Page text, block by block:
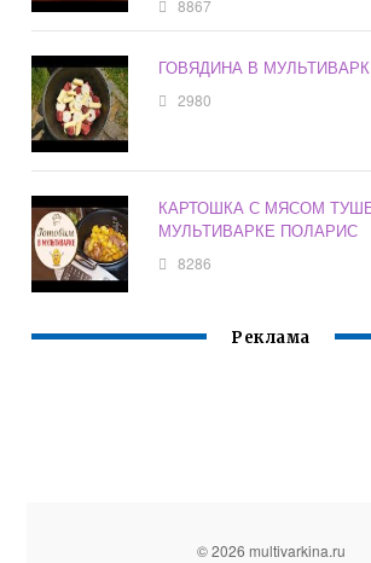
8867
ГОВЯДИНА В
2980
КАРТОШКА С МЯСОМ
МУЛЬТИВАРКЕ ПОЛАРИС
8286
Реклама
© 2026 multivarkina.ru